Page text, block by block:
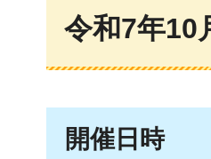
令和7年10
開催日時